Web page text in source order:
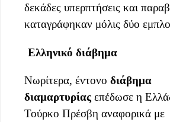
δεκάδες υπερπτήσεις και
καταγράφηκαν μόλις δύο
Ελληνικό διάβημα
Νωρίτερα, έντονο διάβημα
διαμαρτυρίας επέδωσε η
Τούρκο Πρέσβη αναφορικά με